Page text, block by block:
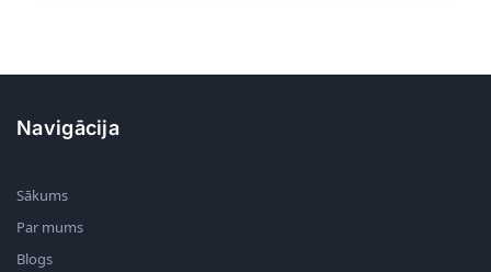
Navigācija
Sākums
Par mums
Blogs